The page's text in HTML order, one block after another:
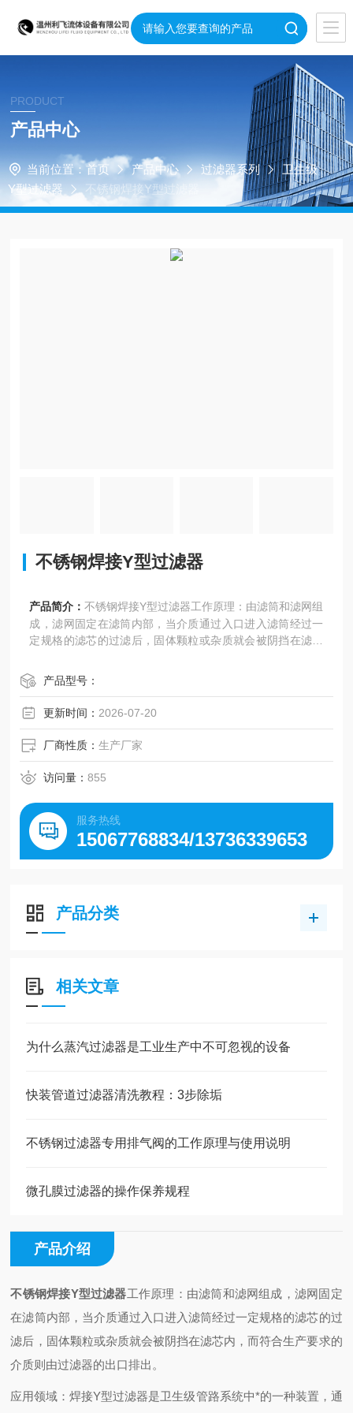
PRODUCT
产品中心
当前位置： 首页 产品中心 过滤器系列
卫生级
Y型过滤器
不锈钢焊接Y型过滤器
不锈钢焊接Y型过滤器
产品简介：不锈钢焊接Y型过滤器工作原理：由滤筒和滤网组
成，滤网固定在滤筒内部，当介质通过入口进入滤筒经过一
定规格的滤芯的过滤后，固体颗粒或杂质就会被阴挡在滤芯
产品型号：
更新时间： 2026-07-20
厂商性质：生产厂家
访问量：855
服务热线
15067768834/13736339653
产品分类
相关文章
为什么蒸汽过滤器是工业生产中不可忽视的设备
快装管道过滤器清洗教程：3步除垢
不锈钢过滤器专用排气阀的工作原理与使用说明
微孔膜过滤器的操作保养规程
产品介绍
不锈钢焊接Y型过滤器工作原理：由滤筒和滤网组成，滤网固定
在滤筒内部，当介质通过入口进入滤筒经过一定规格的滤芯的过
滤后，固体颗粒或杂质就会被阴挡在滤芯内，而符合生产要求的
介质则由过滤器的出口排出。
应用领域：焊接Y型过滤器是卫生级管路系统中*的一种装置，通